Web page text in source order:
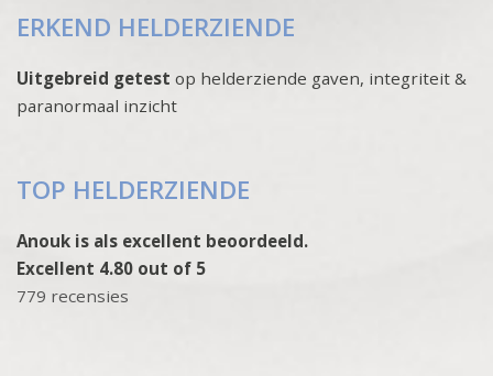
ERKEND HELDERZIENDE
Uitgebreid getest op helderziende gaven, integriteit &
paranormaal inzicht
TOP HELDERZIENDE
Anouk is als excellent beoordeeld.
Excellent 4.80 out of 5
779 recensies